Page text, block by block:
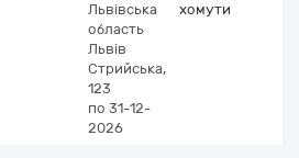
Львівська
область
Львів
Стрийська,
123
по 31-12-
2026
хомути